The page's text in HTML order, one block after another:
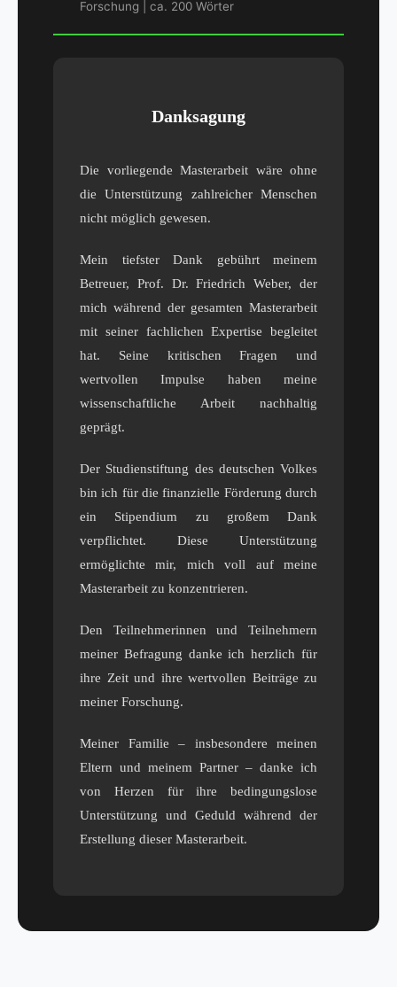
Forschung | ca. 200 Wörter
Danksagung
Die vorliegende Masterarbeit wäre ohne
die Unterstützung zahlreicher Menschen
nicht möglich gewesen.
Mein tiefster Dank gebührt meinem
Betreuer, Prof. Dr. Friedrich Weber, der
mich während der gesamten Masterarbeit
mit seiner fachlichen Expertise begleitet
hat. Seine kritischen Fragen und
wertvollen Impulse haben meine
wissenschaftliche Arbeit nachhaltig
geprägt.
Der Studienstiftung des deutschen Volkes
bin ich für die finanzielle Förderung durch
ein Stipendium zu großem Dank
verpflichtet. Diese Unterstützung
ermöglichte mir, mich voll auf meine
Masterarbeit zu konzentrieren.
Den Teilnehmerinnen und Teilnehmern
meiner Befragung danke ich herzlich für
ihre Zeit und ihre wertvollen Beiträge zu
meiner Forschung.
Meiner Familie – insbesondere meinen
Eltern und meinem Partner – danke ich
von Herzen für ihre bedingungslose
Unterstützung und Geduld während der
Erstellung dieser Masterarbeit.